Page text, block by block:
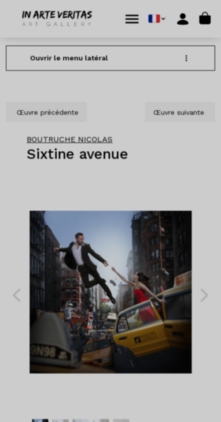
Cart
Œuvre précédente Œuvre suivante
BOUTRUCHE NICOLAS
Sixtine avenue
Ouvrir le menu latéral